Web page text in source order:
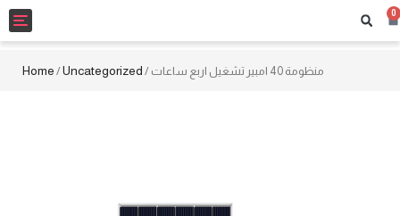
Toggle
navigation
0
Home /Uncategorized / منظومة 40 امبير تشغيل اربع ساعات